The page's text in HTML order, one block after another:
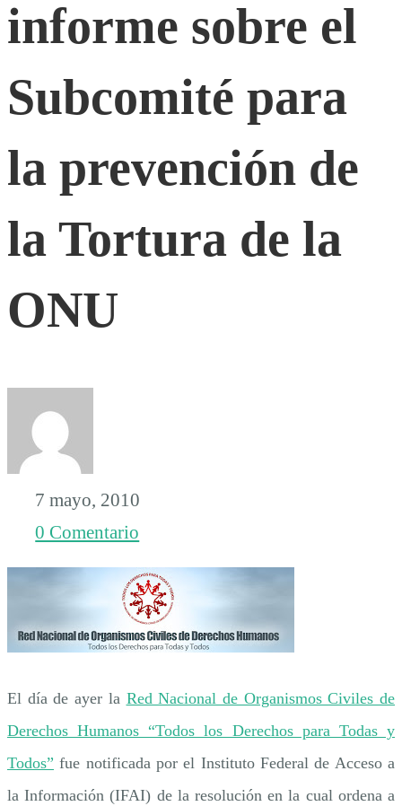
público
el
informe
sobre
el
para
la
prevención
de
la
Tortura
de
informe sobre el
Subcomité para
la prevención de
la Tortura de la
ONU
7 mayo, 2010
0 Comentario
El día de ayer la Red Nacional de Organismos Civiles de
Derechos Humanos “Todos los Derechos para Todas y
Todos” fue notificada por el Instituto Federal de Acceso a
la Información (IFAI) de la resolución en la cual ordena a